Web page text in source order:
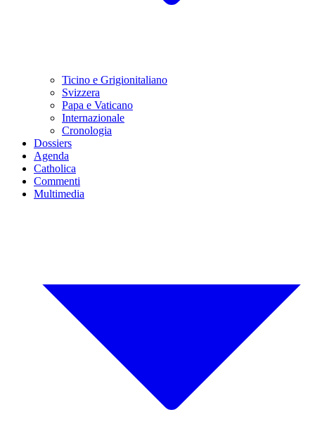
Ticino e Grigionitaliano
Svizzera
Papa e Vaticano
Internazionale
Cronologia
Dossiers
Agenda
Catholica
Commenti
Multimedia